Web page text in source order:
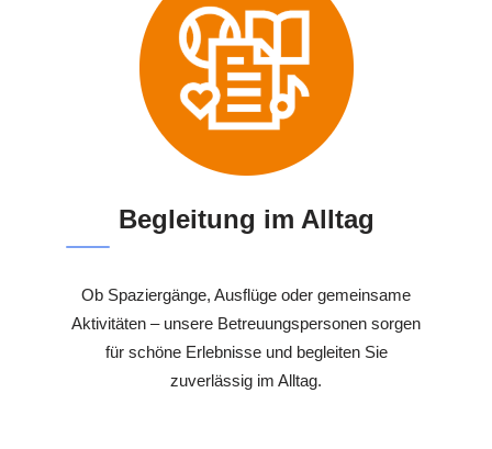
Begleitung im Alltag
Ob Spaziergänge, Ausflüge oder gemeinsame
Aktivitäten – unsere Betreuungspersonen sorgen
für schöne Erlebnisse und begleiten Sie
zuverlässig im Alltag.